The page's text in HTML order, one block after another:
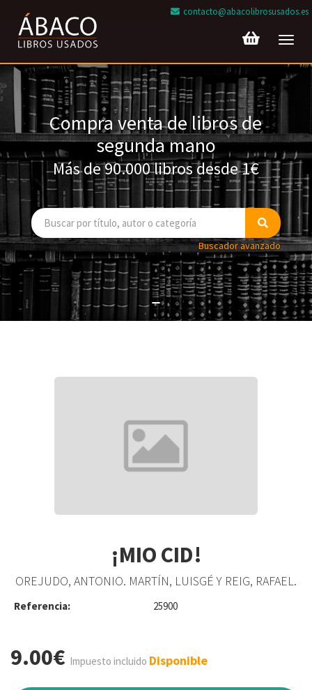
contacto@abacolibrosusados.es
Compra venta de libros de
segunda mano
Más de 90.000 libros desde 1€
Buscador avanzado
¡MIO CID!
OREJUDO, ANTONIO. MARTÍN, LUISGÉ Y REIG, RAFAEL.
Referencia: 25900
9.00€ Impuesto incluido Disponible